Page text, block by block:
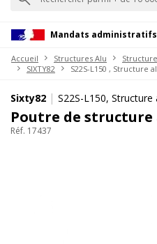
Mandats
Accueil Structures Alu
SIXTY82
S22S-L150 , Structure
Sixty82 | S22S-L150,
Poutre de structure
Réf. 17437